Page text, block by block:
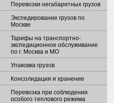
Перевозки негабаритных грузов
Экспедирование грузов по
Москве
Тарифы на транспортно-
экспедиционное обслуживание
по г. Москва и МО
Упаковка грузов
Консолидация и хранение
Перевозка при соблюдении
особого теплового режима